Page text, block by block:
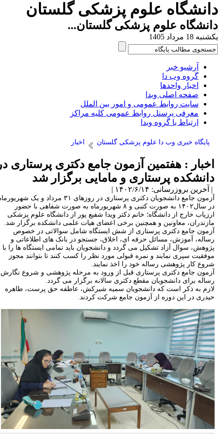
علوم پزشکی گلستان
علوم پزشکی گلستان...
18 مرداد 1405
آرشیو خبر
گروه وب دا
اخبار واحدها
صفحه اصلی وبدا
سایت روابط عمومی و امور بین الملل
معرفی پرسنل روابط عمومی کلیه مراکز
ارتباط با گروه وبدا
پایگاه خبری وب دا علوم پزشکی گلستان اخبار
: هفتمین آزمون جامع دکتری پرستاری در
پرستاری و مامایی برگزار شد
بروزرسانی: ۱۴۰۲/۶/۱۴ |
آزمون جامع دانشجویان دکتری پرستاری در روزهای ۳۱ مرداد و یک شهریورماه
در سال۱۴۰۲ به صورت کتبی و ۸ شهریورماه به صورت شفاهی با حضور
خارج از دانشگاه؛ خانم دکتر ویدا شفیع پور از دانشگاه علوم پزشکی
معاونین و همچنین برخی اعضای هیات علمی دانشکده برگزار شد.
جامع دکتری پرستاری از شش ایستگاه شامل سوالاتی در خصوص
آموزش، مسائل حرفه ای، اخلاق، جستجو در بانک های اطلاعاتی و
سوال آزاد تشکیل می گردد و دانشجویان باید تمامی ایستگاه ها را با
سپری نمایند و نمره قبولی مورد نظر را کسب کنند تا بتوانند مجوز
کار پژوهشی رساله خود را اخذ نمایند.
جامع دکتری پرستاری قبل از ورود به مرحله پژوهشی و شروع نگارش
برای دانشجویان مقطع دکتری سالانه برگزار می گردد.
به ذکر است که دانشجویان سمیه شیرکش، عاطفه حق پرست، طاهره
در این دوره از آزمون جامع شرکت کردند.